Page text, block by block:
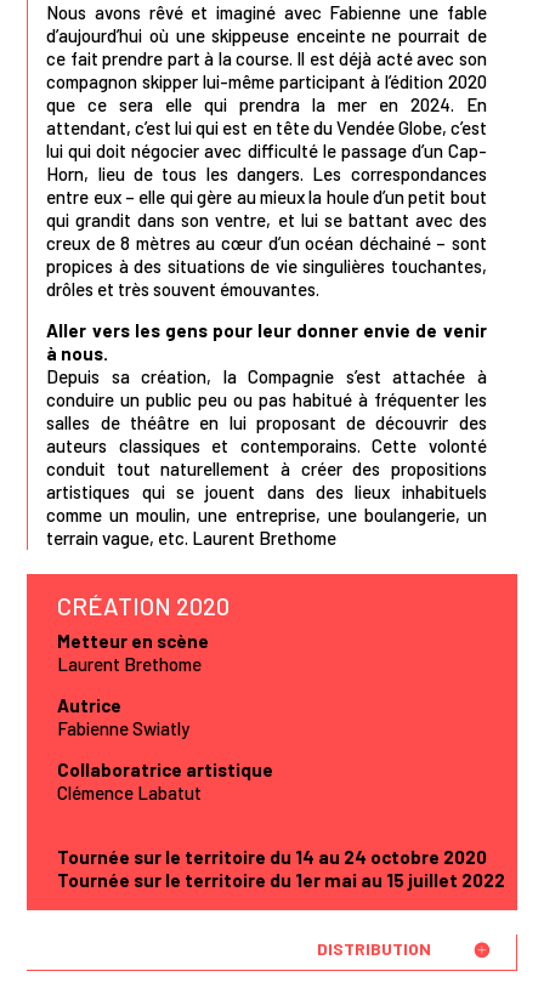
Nous avons rêvé et imaginé avec Fabienne une fable
d’aujourd’hui où une skippeuse enceinte ne pourrait de
ce fait prendre part à la course. Il est déjà acté avec son
compagnon skipper lui-même participant à l’édition 2020
que ce sera elle qui prendra la mer en 2024. En
attendant, c’est lui qui est en tête du Vendée Globe, c’est
lui qui doit négocier avec difficulté le passage d’un Cap-
Horn, lieu de tous les dangers. Les correspondances
entre eux – elle qui gère au mieux la houle d’un petit bout
qui grandit dans son ventre, et lui se battant avec des
creux de 8 mètres au cœur d’un océan déchainé – sont
propices à des situations de vie singulières touchantes,
drôles et très souvent émouvantes.
Aller vers les gens pour leur donner envie de venir
à nous.
Depuis sa création, la Compagnie s’est attachée à
conduire un public peu ou pas habitué à fréquenter les
salles de théâtre en lui proposant de découvrir des
auteurs classiques et contemporains. Cette volonté
conduit tout naturellement à créer des propositions
artistiques qui se jouent dans des lieux inhabituels
comme un moulin, une entreprise, une boulangerie, un
terrain vague, etc. Laurent Brethome
CRÉATION 2020
Metteur en scène
Laurent Brethome
Autrice
Fabienne Swiatly
Collaboratrice artistique
Clémence Labatut
Tournée sur le territoire du 14 au 24 octobre 2020
Tournée sur le territoire du 1er mai au 15 juillet 2022
DISTRIBUTION